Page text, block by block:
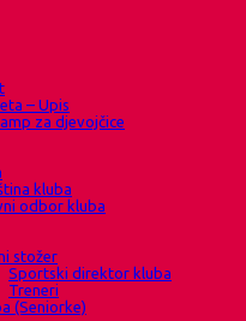
– Upis
za djevojčice
kluba
odbor kluba
stožer
Sportski direktor kluba
Treneri
(Seniorke)